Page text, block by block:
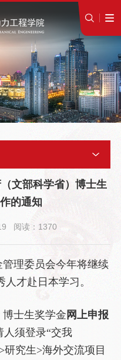
文部科学省）博士生
的通知
阅读：1370
理委员会今年将继续
才赴日本学习。
博士生奖学金 网上申报
人须登录“交我
研究生>海外交流项目